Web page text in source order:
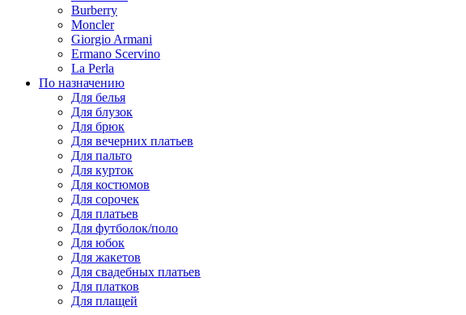
Burberry
Moncler
Giorgio Armani
Ermano Scervino
La Perla
По назначению
Для белья
Для блузок
Для брюк
Для вечерних платьев
Для пальто
Для курток
Для костюмов
Для сорочек
Для платьев
Для футболок/поло
Для юбок
Для жакетов
Для свадебных платьев
Для платков
Для плащей